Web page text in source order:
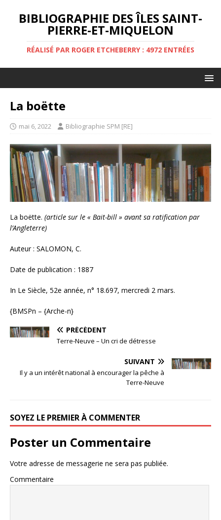
BIBLIOGRAPHIE DES ÎLES SAINT-
PIERRE-ET-MIQUELON
RÉALISÉ PAR ROGER ETCHEBERRY : 4972 ENTRÉES
La boëtte
mai 6, 2022 Bibliographie SPM [RE]
La boëtte. (article sur le « Bait-bill » avant sa ratification par
l’Angleterre)
Auteur : SALOMON, C.
Date de publication : 1887
In Le Siècle, 52e année, n° 18.697, mercredi 2 mars.
{BMSPn – {Arche-n}
PRÉCÉDENT
Terre-Neuve – Un cri de détresse
SUIVANT
Il y a un intérêt national à encourager la pêche à
Terre-Neuve
SOYEZ LE PREMIER À COMMENTER
Poster un Commentaire
Votre adresse de messagerie ne sera pas publiée.
Commentaire